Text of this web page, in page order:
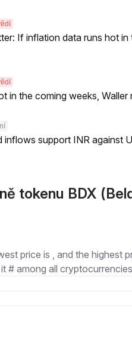
If inflation data runs hot
in the coming weeks,
inflows support INR against
tokenu BDX
price is , and the highest
# among all